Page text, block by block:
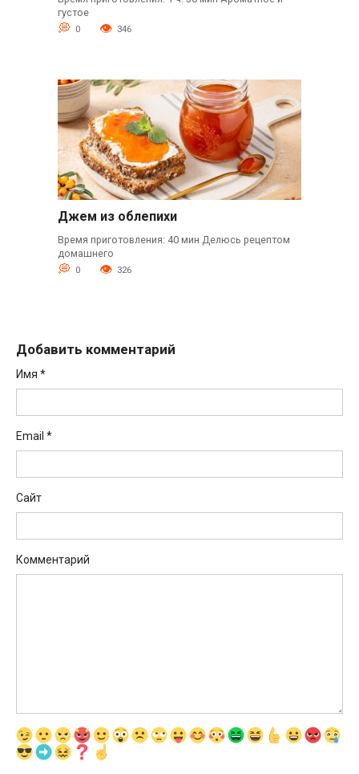
густое
0 346
Джем из облепихи
Время приготовления: 40 мин Делюсь рецептом
домашнего
0 326
Добавить комментарий
Имя *
Email *
Сайт
Комментарий